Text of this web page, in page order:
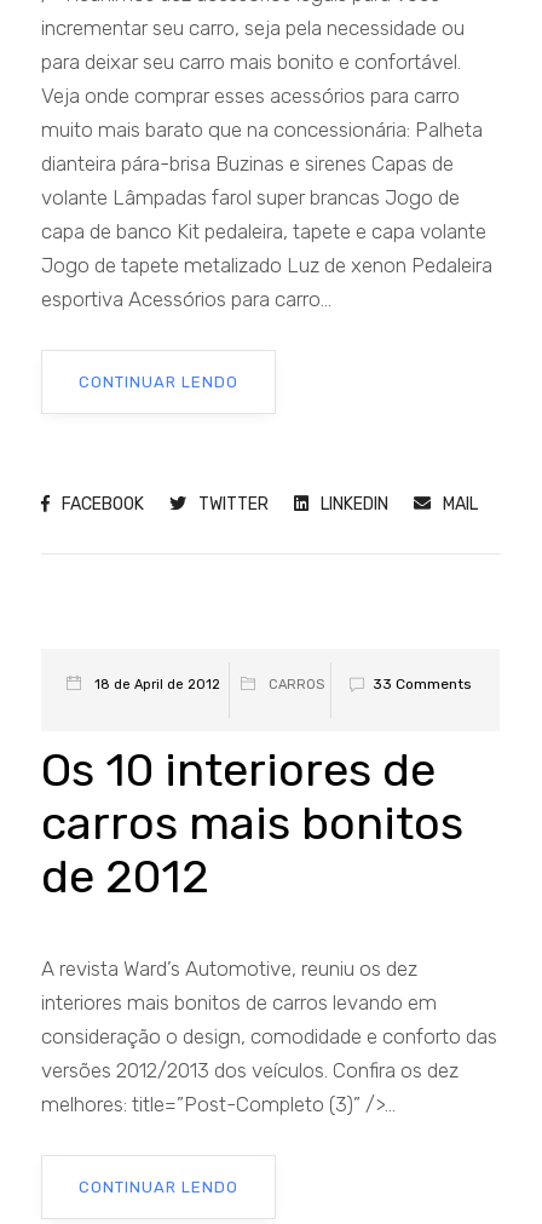
incrementar seu carro, seja pela necessidade ou
para deixar seu carro mais bonito e confortável.
Veja onde comprar esses acessórios para carro
muito mais barato que na concessionária: Palheta
dianteira pára-brisa Buzinas e sirenes Capas de
volante Lâmpadas farol super brancas Jogo de
capa de banco Kit pedaleira, tapete e capa volante
Jogo de tapete metalizado Luz de xenon Pedaleira
esportiva Acessórios para carro...
CONTINUAR LENDO
FACEBOOK TWITTER LINKEDIN MAIL
18 de April de 2012 CARROS 33 Comments
Os 10 interiores de
carros mais bonitos
de 2012
A revista Ward’s Automotive, reuniu os dez
interiores mais bonitos de carros levando em
consideração o design, comodidade e conforto das
versões 2012/2013 dos veículos. Confira os dez
melhores: title=”Post-Completo (3)” />...
CONTINUAR LENDO